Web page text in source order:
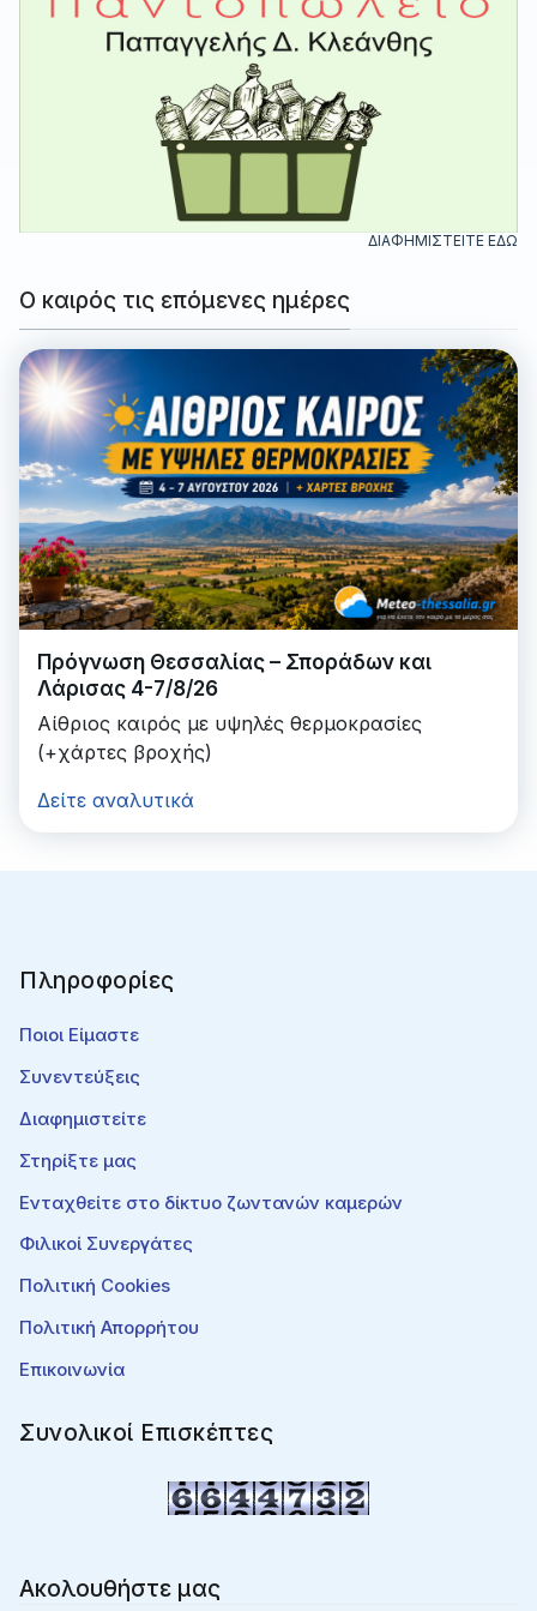
ΔΙΑΦΗΜΙΣΤΕΙΤΕ ΕΔΩ
Ο καιρός τις επόμενες ημέρες
Πρόγνωση Θεσσαλίας – Σποράδων και
Λάρισας 4-7/8/26
Αίθριος καιρός με υψηλές θερμοκρασίες
(+χάρτες βροχής)
Δείτε αναλυτικά
Πληροφορίες
Ποιοι Είμαστε
Συνεντεύξεις
Διαφημιστείτε
Στηρίξτε μας
Ενταχθείτε στο δίκτυο ζωντανών καμερών
Φιλικοί Συνεργάτες
Πολιτική Cookies
Πολιτική Απορρήτου
Επικοινωνία
Συνολικοί Επισκέπτες
Ακολουθήστε μας